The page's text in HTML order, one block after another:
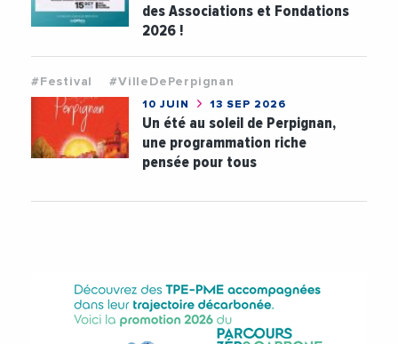
des Associations et Fondations
2026 !
#Festival #VilleDePerpignan
10 JUIN 13 SEP 2026
Un été au soleil de Perpignan,
une programmation riche
pensée pour tous